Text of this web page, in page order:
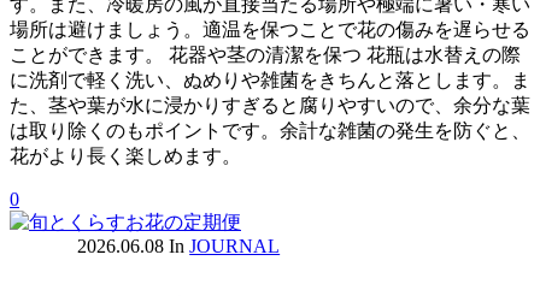
す。また、冷暖房の風が直接当たる場所や極端に暑い・寒い
場所は避けましょう。適温を保つことで花の傷みを遅らせる
ことができます。 花器や茎の清潔を保つ 花瓶は水替えの際
に洗剤で軽く洗い、ぬめりや雑菌をきちんと落とします。ま
た、茎や葉が水に浸かりすぎると腐りやすいので、余分な葉
は取り除くのもポイントです。余計な雑菌の発生を防ぐと、
花がより長く楽しめます。
0
2026.06.08 In JOURNAL